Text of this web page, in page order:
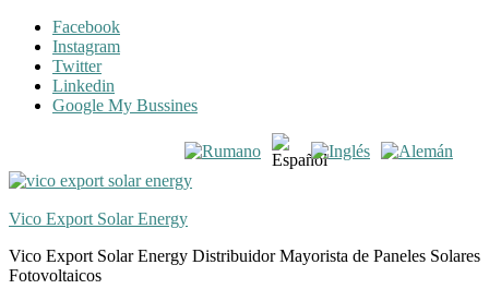
Skip
navigation
Skip
content
Facebook
Instagram
Twitter
Linkedin
Google My Bussines
Vico Export Solar Energy
Vico Export Solar Energy Distribuidor Mayorista de Paneles Solares
Fotovoltaicos